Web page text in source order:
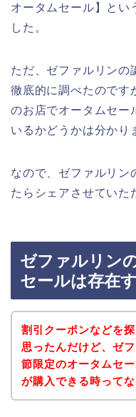
オータムセール】とい
した。
ただ、ゼファルリンの
徹底的に調べたのです
のお店でオータムセー
いるかどうかは分かり
なので、ゼファルリン
たらシェアさせていた
ゼファルリン
セールは存在
割引クーポンなどを
思ったんだけど、ゼ
節限定のオータムセ
が購入できる時ってな